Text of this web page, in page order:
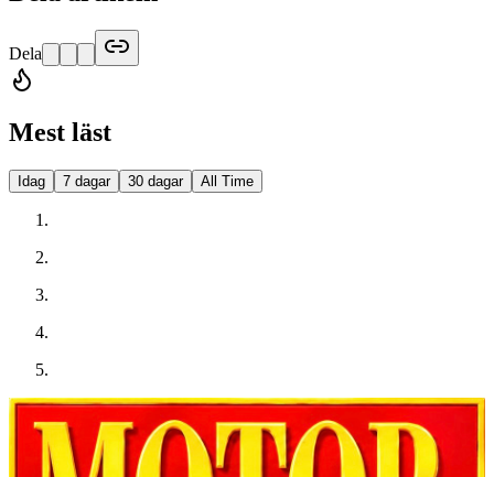
Dela
Mest läst
Idag 7 dagar 30 dagar All Time